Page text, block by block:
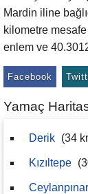
Mardin iline
kilometre mesafe
enlem ve
Facebook
Yamaç
Derik (34
Kızıltepe
Ceylanpınar